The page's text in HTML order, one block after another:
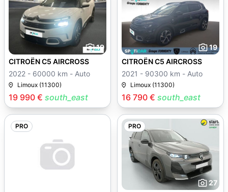
19
19 990 € south_east
CITROËN C5 AIRCROSS
2022 - 60000 km - Auto
Limoux (11300)
19
16 790 € south_east
CITROËN C5 AIRCROSS
2021 - 90300 km - Auto
Limoux (11300)
PRO PRO
27